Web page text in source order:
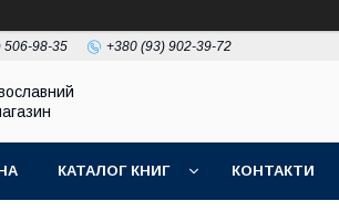
506-98-35 +380 (93) 902-39-72
КАТАЛОГ КНИГ КОНТАКТИ